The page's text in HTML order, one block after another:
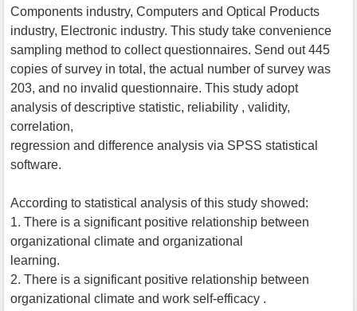
Components industry, Computers and Optical Products
industry, Electronic industry. This study take convenience
sampling method to collect questionnaires. Send out 445
copies of survey in total, the actual number of survey was
203, and no invalid questionnaire. This study adopt
analysis of descriptive statistic, reliability , validity,
correlation,
regression and difference analysis via SPSS statistical
software.
According to statistical analysis of this study showed:
1. There is a significant positive relationship between
organizational climate and organizational
learning.
2. There is a significant positive relationship between
organizational climate and work self-efficacy .